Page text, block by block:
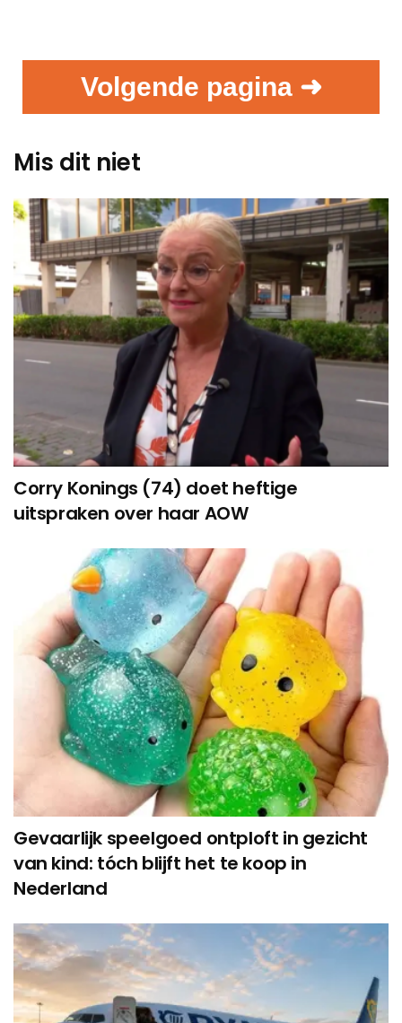
Volgende pagina ➜
Mis dit niet
Corry Konings (74) doet heftige
uitspraken over haar AOW
Gevaarlijk speelgoed ontploft in gezicht
van kind: tóch blijft het te koop in
Nederland